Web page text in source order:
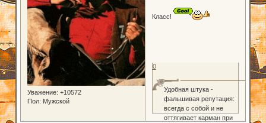
Уважение: +10572
Пол: Мужской
Класс!
Удобная штука -
фальшивая репутация:
всегда с собой и не
оттягивает карман при
0